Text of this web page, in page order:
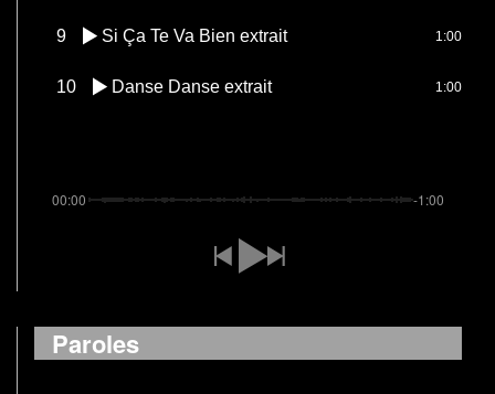
9 Si Ça Te Va Bien extrait 1:00
10 Danse Danse extrait 1:00
00:00 -1:00
Paroles